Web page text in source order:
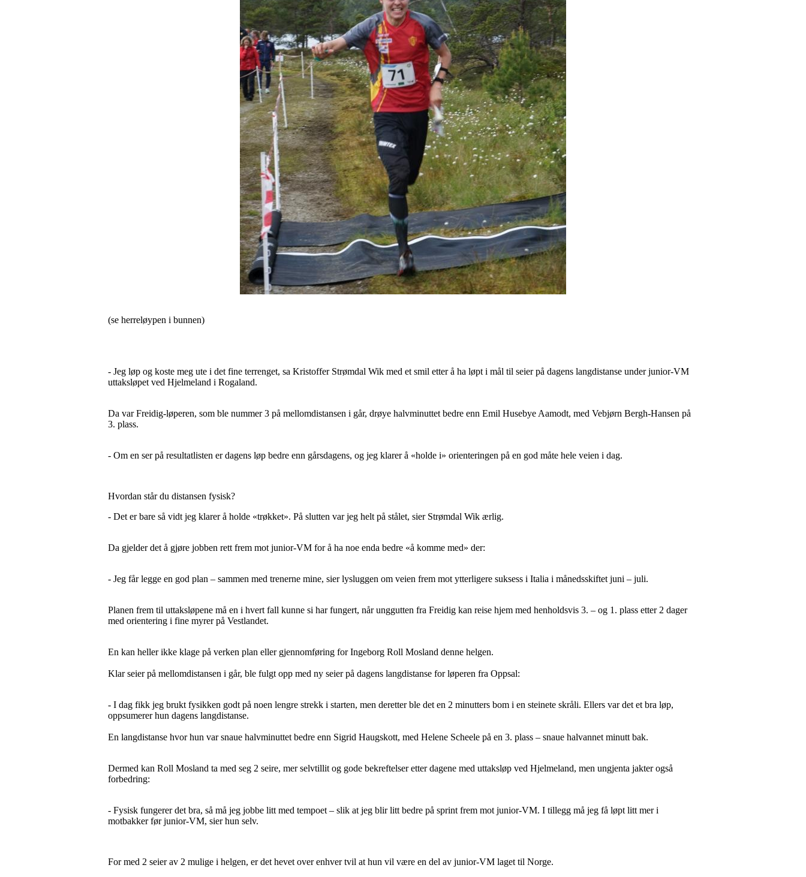
(se herreløypen i bunnen)
- Jeg løp og koste meg ute i det fine terrenget, sa Kristoffer Strømdal Wik med et smil etter å ha løpt i mål til seier på dagens langdistanse under junior-VM
uttaksløpet ved Hjelmeland i Rogaland.
Da var Freidig-løperen, som ble nummer 3 på mellomdistansen i går, drøye halvminuttet bedre enn Emil Husebye Aamodt, med Vebjørn Bergh-Hansen på
3. plass.
- Om en ser på resultatlisten er dagens løp bedre enn gårsdagens, og jeg klarer å «holde i» orienteringen på en god måte hele veien i dag.
Hvordan står du distansen fysisk?
- Det er bare så vidt jeg klarer å holde «trøkket». På slutten var jeg helt på stålet, sier Strømdal Wik ærlig.
Da gjelder det å gjøre jobben rett frem mot junior-VM for å ha noe enda bedre «å komme med» der:
- Jeg får legge en god plan – sammen med trenerne mine, sier lysluggen om veien frem mot ytterligere suksess i Italia i månedsskiftet juni – juli.
Planen frem til uttaksløpene må en i hvert fall kunne si har fungert, når unggutten fra Freidig kan reise hjem med henholdsvis 3. – og 1. plass etter 2 dager
med orientering i fine myrer på Vestlandet.
En kan heller ikke klage på verken plan eller gjennomføring for Ingeborg Roll Mosland denne helgen.
Klar seier på mellomdistansen i går, ble fulgt opp med ny seier på dagens langdistanse for løperen fra Oppsal:
- I dag fikk jeg brukt fysikken godt på noen lengre strekk i starten, men deretter ble det en 2 minutters bom i en steinete skråli. Ellers var det et bra løp,
oppsumerer hun dagens langdistanse.
En langdistanse hvor hun var snaue halvminuttet bedre enn Sigrid Haugskott, med Helene Scheele på en 3. plass – snaue halvannet minutt bak.
Dermed kan Roll Mosland ta med seg 2 seire, mer selvtillit og gode bekreftelser etter dagene med uttaksløp ved Hjelmeland, men ungjenta jakter også
forbedring:
- Fysisk fungerer det bra, så må jeg jobbe litt med tempoet – slik at jeg blir litt bedre på sprint frem mot junior-VM. I tillegg må jeg få løpt litt mer i
motbakker før junior-VM, sier hun selv.
For med 2 seier av 2 mulige i helgen, er det hevet over enhver tvil at hun vil være en del av junior-VM laget til Norge.